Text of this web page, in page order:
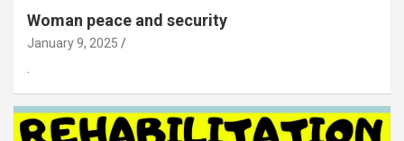
Woman peace and security
January 9, 2025
.